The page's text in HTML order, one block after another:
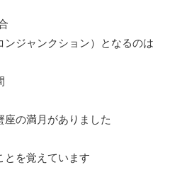
ジャンクション）となるのは
の満月がありました
とを覚えています